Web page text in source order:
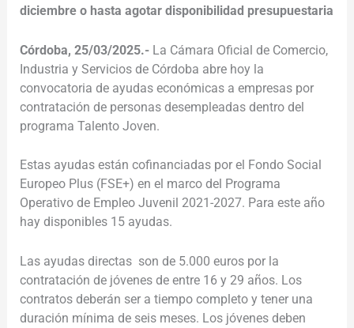
diciembre o hasta agotar disponibilidad presupuestaria
Córdoba, 25/03/2025.-La Cámara Oficial de Comercio,
Industria y Servicios de Córdoba abre hoy la
convocatoria de ayudas económicas a empresas por
contratación de personas desempleadas dentro del
programa Talento Joven.
Estas ayudas están cofinanciadas por el Fondo Social
Europeo Plus (FSE+) en el marco del Programa
Operativo de Empleo Juvenil 2021-2027. Para este año
hay disponibles 15 ayudas.
Las ayudas directas son de 5.000 euros por la
contratación de jóvenes de entre 16 y 29 años. Los
contratos deberán ser a tiempo completo y tener una
duración mínima de seis meses. Los jóvenes deben